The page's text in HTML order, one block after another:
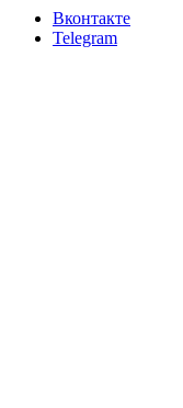
Вконтакте
Telegram